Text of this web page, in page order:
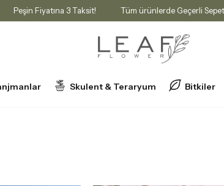
Peşin Fiyatına 3 Taksit! Tüm ürünlerde Geçerli
Skulent & Teraryum Bitkiler